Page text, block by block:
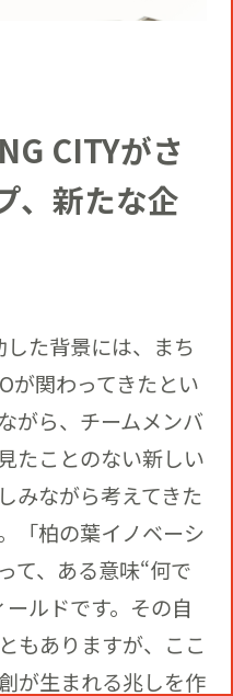
CITYがさ
、新たな企
した背景には、まち
が関わってきたとい
がら、チームメンバ
たことのない新しい
みながら考えてきた
「柏の葉イノベーシ
て、ある意味“何で
ルドです。その自
もありますが、ここ
が生まれる兆しを作